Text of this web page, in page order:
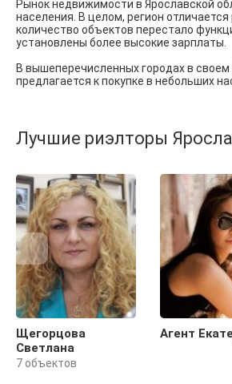
Рынок недвижимости в Ярославской
населения. В целом, регион
количество объектов перестало
установлены более высокие зарплаты.
В вышеперечисленных городах в
предлагается к покупке в небольших
Лучшие риэлторы
Щегорцова
Светлана
7 объектов
Агент